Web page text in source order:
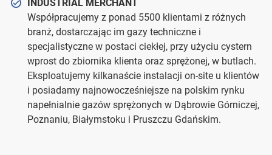
INDUSTRIAL MERCHANT
Współpracujemy z ponad 5500 klientami z różnych
branż, dostarczając im gazy techniczne i
specjalistyczne w postaci ciekłej, przy użyciu cystern
wprost do zbiornika klienta oraz sprężonej, w butlach.
Eksploatujemy kilkanaście instalacji on-site u klientów
i posiadamy najnowocześniejsze na polskim rynku
napełnialnie gazów sprężonych w Dąbrowie Górniczej,
Poznaniu, Białymstoku i Pruszczu Gdańskim.